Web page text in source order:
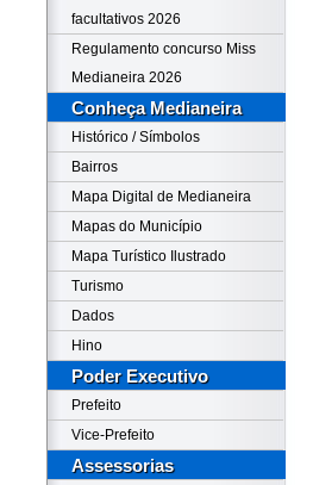
facultativos 2026
Regulamento concurso Miss
Medianeira 2026
Conheça Medianeira
Histórico / Símbolos
Bairros
Mapa Digital de Medianeira
Mapas do Município
Mapa Turístico Ilustrado
Turismo
Dados
Hino
Poder Executivo
Prefeito
Vice-Prefeito
Assessorias